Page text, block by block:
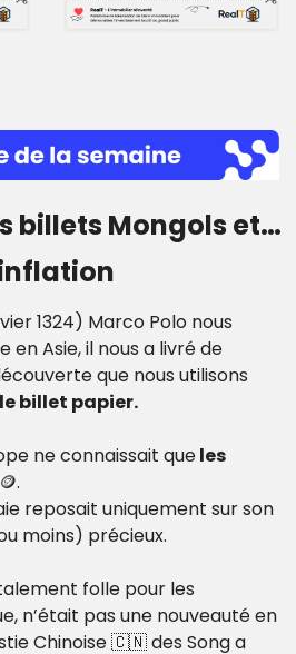
billets Mongols et…
1324) Marco Polo nous
en Asie, il nous a livré de
que nous utilisons
le billet papier.
ne connaissait que les
🪙.
reposait uniquement sur son
moins) précieux.
folle pour les
n’était pas une nouveauté en
Chinoise 🇨🇳 des Song a